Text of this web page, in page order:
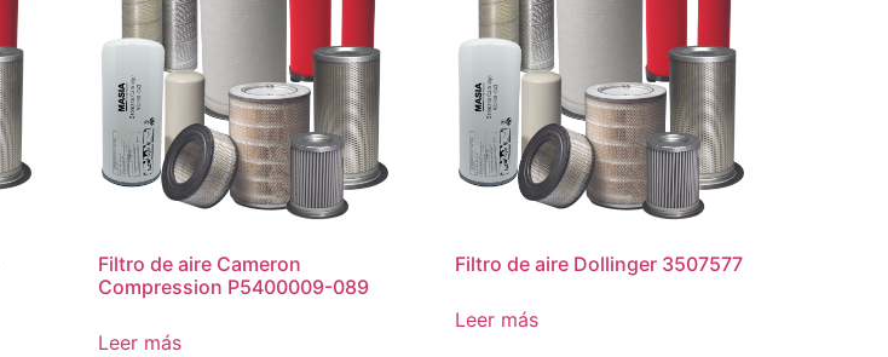
Filtro de aire Cameron
Compression P5400009-089
Leer más
Filtro de aire Dollinger 3507577
Leer más